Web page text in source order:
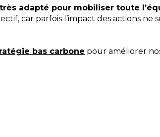
adapté pour mobiliser toute
car parfois l’impact des actions
bas carbone pour améliorer